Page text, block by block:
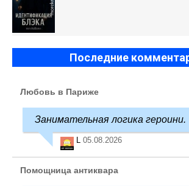
Последние
Любовь в Париже
Занимательная логика героини.
05.08.2026
Помощница антиквара